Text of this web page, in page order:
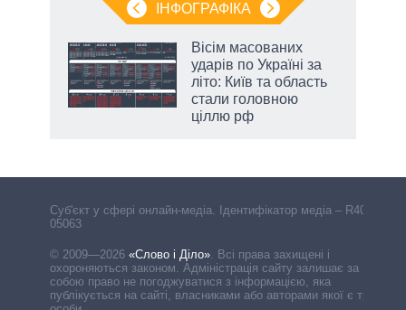
ІНФОГРАФІКА
Вісім масованих
ударів по Україні за
літо: Київ та область
стали головною
ціллю рф
Cуб'єкт у сфері онлайн-медіа. Ідентифікатор медіа – R40-
05063
© 2009—2026 «Слово і Діло». Всі права захищені і
охороняються законом. Адміністрація сайту залишає за
собою право не погоджуватися з інформацією, яка
публікується на сайті, власниками або авторами якої є треті